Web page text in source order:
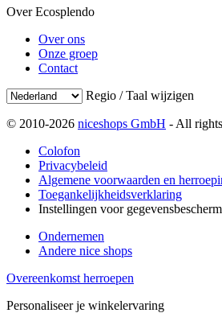
Over Ecosplendo
Over ons
Onze groep
Contact
Regio / Taal wijzigen
© 2010-2026 niceshops GmbH - All
Colofon
Privacybeleid
Algemene voorwaarden en
Toegankelijkheidsverklaring
Instellingen voor
Ondernemen
Andere nice shops
Overeenkomst herroepen
Personaliseer je winkelervaring